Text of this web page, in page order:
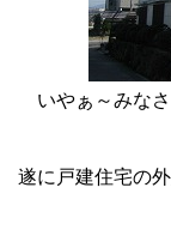
いやぁ～みなさ
遂に戸建住宅の